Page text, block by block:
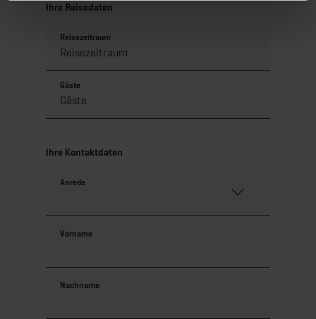
Ihre Reisedaten
Reisezeitraum
Gäste
Ihre Kontaktdaten
Anrede
Vorname
Nachname